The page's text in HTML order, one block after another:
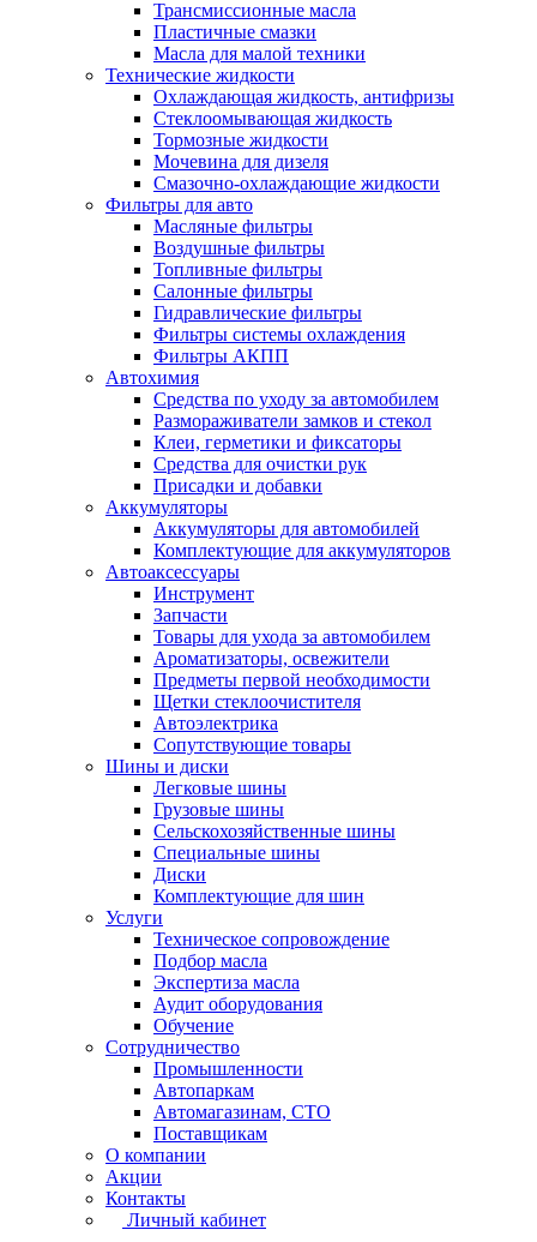
Трансмиссионные масла
Пластичные смазки
Масла для малой техники
Технические жидкости
Охлаждающая жидкость, антифризы
Стеклоомывающая жидкость
Тормозные жидкости
Мочевина для дизеля
Смазочно-охлаждающие жидкости
Фильтры для авто
Масляные фильтры
Воздушные фильтры
Топливные фильтры
Салонные фильтры
Гидравлические фильтры
Фильтры системы охлаждения
Фильтры АКПП
Автохимия
Средства по уходу за автомобилем
Размораживатели замков и стекол
Клеи, герметики и фиксаторы
Средства для очистки рук
Присадки и добавки
Аккумуляторы
Аккумуляторы для автомобилей
Комплектующие для аккумуляторов
Автоаксессуары
Инструмент
Запчасти
Товары для ухода за автомобилем
Ароматизаторы, освежители
Предметы первой необходимости
Щетки стеклоочистителя
Автоэлектрика
Сопутствующие товары
Шины и диски
Легковые шины
Грузовые шины
Сельскохозяйственные шины
Специальные шины
Диски
Комплектующие для шин
Услуги
Техническое сопровождение
Подбор масла
Экспертиза масла
Аудит оборудования
Обучение
Сотрудничество
Промышленности
Автопаркам
Автомагазинам, СТО
Поставщикам
О компании
Акции
Контакты
Личный кабинет